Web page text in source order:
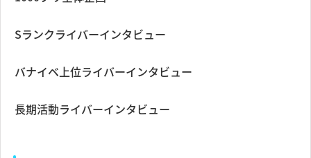
Sランクライバーインタビュー
バナイベ上位ライバーインタビュー
長期活動ライバーインタビュー